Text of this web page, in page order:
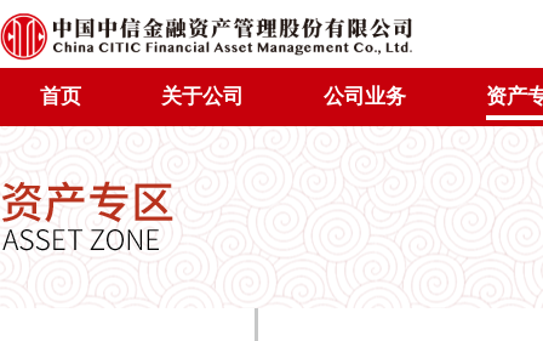
首页 关于公司 公司业务 资产